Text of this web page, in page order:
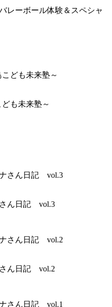
レーボール体験＆スペシャ
ども未来塾～
ん日記 vol.3
ん日記 vol.2